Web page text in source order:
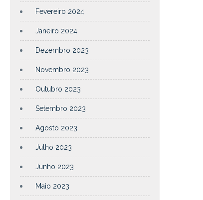
Fevereiro 2024
Janeiro 2024
Dezembro 2023
Novembro 2023
Outubro 2023
Setembro 2023
Agosto 2023
Julho 2023
Junho 2023
Maio 2023